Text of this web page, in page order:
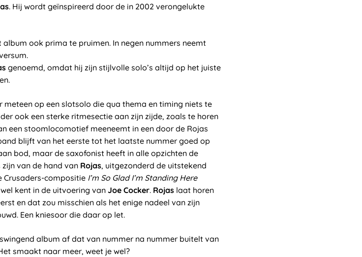
. Hij wordt geïnspireerd door de in 2002 verongelukte
album ook prima te pruimen. In negen nummers neemt
genoemd, omdat hij zijn stijlvolle solo’s altijd op het juiste
op een slotsolo die qua thema en timing niets te
ook een sterke ritmesectie aan zijn zijde, zoals te horen
een stoomlocomotief meeneemt in een door de Rojas
blijft van het eerste tot het laatste nummer goed op
bod, maar de saxofonist heeft in alle opzichten de
van de hand van Rojas, uitgezonderd de uitstekend
Crusaders-compositie I’m So Glad I’m Standing Here
kent in de uitvoering van Joe Cocker. Rojas laat horen
en dat zou misschien als het enige nadeel van zijn
Een kniesoor die daar op let.
album af dat van nummer na nummer buitelt van
smaakt naar meer, weet je wel?